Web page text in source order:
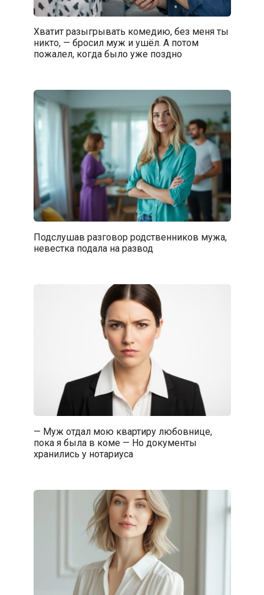
Хватит разыгрывать комедию, без меня ты
никто, — бросил муж и ушёл. А потом
пожалел, когда было уже поздно
Подслушав разговор родственников мужа,
невестка подала на развод
— Муж отдал мою квартиру любовнице,
пока я была в коме — Но документы
хранились у нотариуса